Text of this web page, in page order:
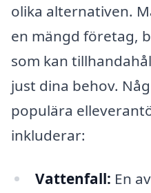
olika alternativen.
en mängd företag,
som kan
just dina behov.
populära
inkluderar:
Vattenfall: En